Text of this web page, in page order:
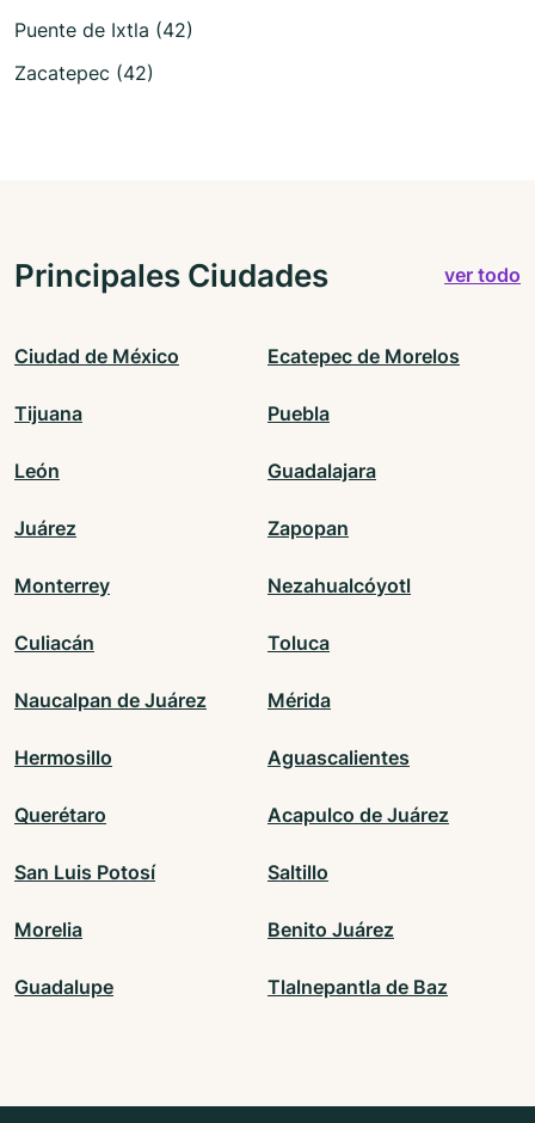
Puente de Ixtla (42)
Zacatepec (42)
Principales Ciudades ver todo
Ciudad de México Ecatepec de Morelos
Tijuana Puebla
León Guadalajara
Juárez Zapopan
Monterrey Nezahualcóyotl
Culiacán Toluca
Naucalpan de Juárez Mérida
Hermosillo Aguascalientes
Querétaro Acapulco de Juárez
San Luis Potosí Saltillo
Morelia Benito Juárez
Guadalupe Tlalnepantla de Baz